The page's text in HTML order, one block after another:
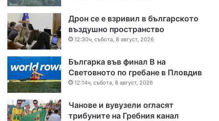
Дрон се е взривил в българското
въздушно пространство
12:30ч, събота, 8 август, 2026
Българка във финал B на
Световното по гребане в Пловдив
12:14ч, събота, 8 август, 2026
Чанове и вувузели огласят
трибуните на Гребния канал